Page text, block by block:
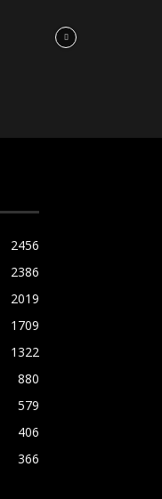
2456
2386
2019
1709
1322
880
579
406
366